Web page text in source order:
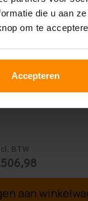
die u aan
om te
Accepteren
BTW
aan